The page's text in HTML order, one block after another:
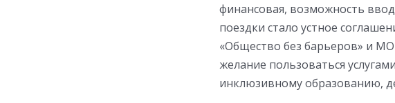
финансовая, возможность
поездки стало устное
«Общество без барьеров» и
желание пользоваться
инклюзивному образованию,